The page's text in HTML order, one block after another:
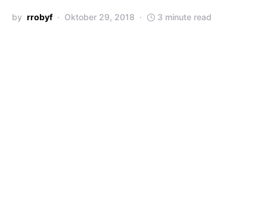
by rrobyf Oktober 29, 2018 3 minute read